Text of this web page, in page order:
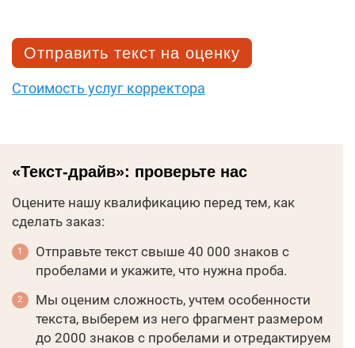
Отправить текст на оценку
Стоимость услуг корректора
«Текст-драйв»: проверьте нас
Оцените нашу квалификацию перед тем, как
сделать заказ:
Отправьте текст свыше 40 000 знаков с
пробелами и укажите, что нужна проба.
Мы оценим сложность, учтем особенности
текста, выберем из него фрагмент размером
до 2000 знаков с пробелами и отредактируем